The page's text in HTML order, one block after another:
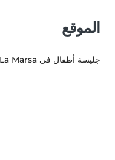
الموقع
جليسة أطفال في La Marsa